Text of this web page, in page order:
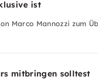
ist
Marco Mannozzi zum
mitbringen solltest